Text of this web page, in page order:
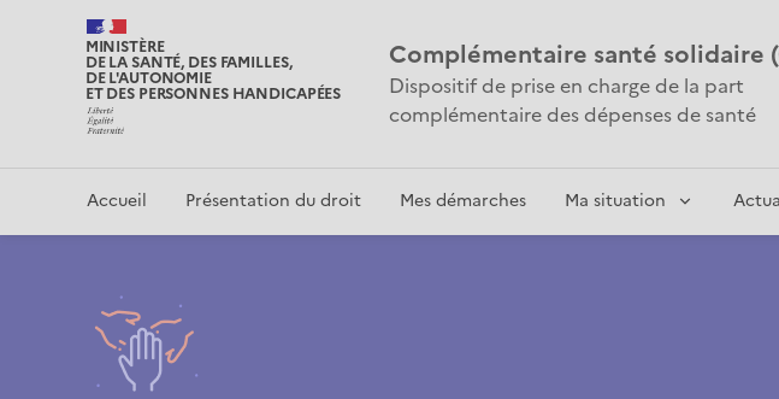
MINISTÈRE
DE LA SANTÉ, DES FAMILLES,
DE L'AUTONOMIE
ET DES PERSONNES HANDICAPÉES
Complémentaire santé solidaire
Dispositif de prise en charge de la part
complémentaire des dépenses de santé
Accueil Présentation du droit Mes démarches Ma situation